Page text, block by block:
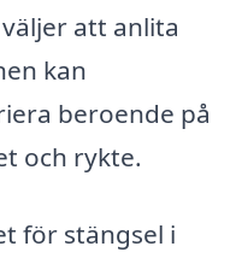
att anlita
kan
beroende på
och rykte.
för stängsel i